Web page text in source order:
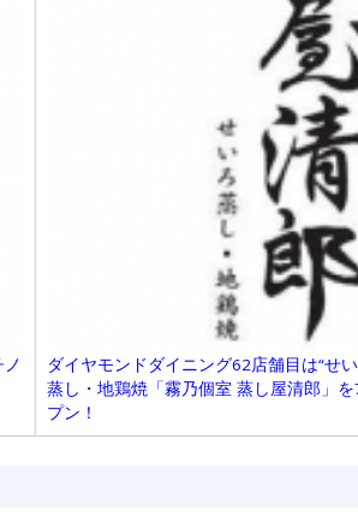
ダイヤモンドダイニング62店舗目は“せ
蒸し・地鶏焼「霧乃個室 蒸し屋清郎」
プン！